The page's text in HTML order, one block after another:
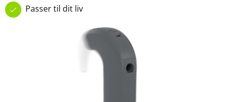
Passer til dit liv